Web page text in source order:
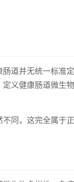
道并无统一标准
义健康肠道微生
同，这完全属于正